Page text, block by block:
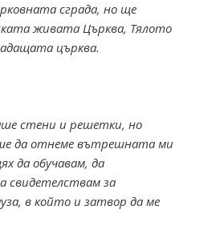
сграда, но ще
живата Църква, Тялото
църква.
стени и решетки, но
да отнеме вътрешната ми
да обучавам, да
свидетелствам за
в който и затвор да ме